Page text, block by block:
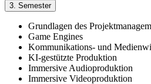
3. Semester
Grundlagen des
Game Engines
Kommunikations- und
KI-gestützte Produktion
Immersive Audioproduktion
Immersive Videoproduktion